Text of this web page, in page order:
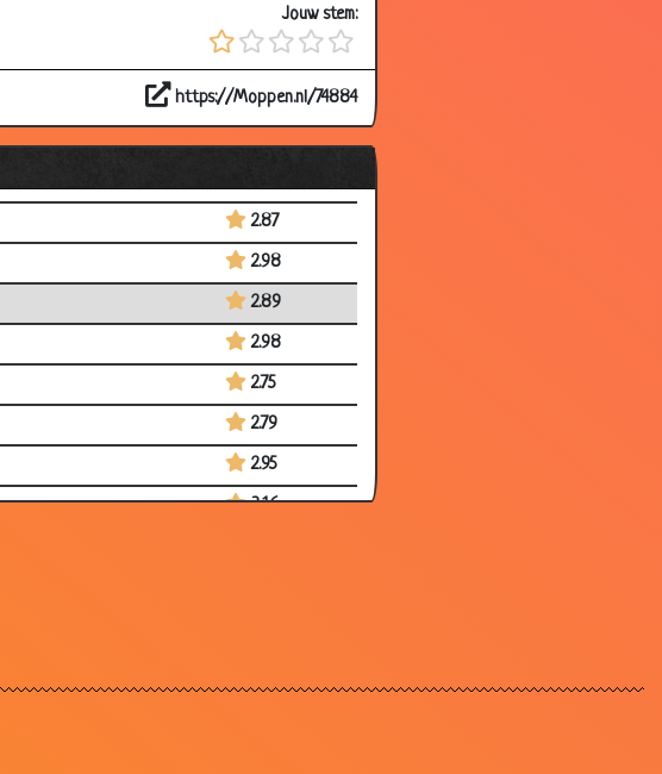
Jouw stem:
https://Moppen.nl/74884
2.92
2.82
2.87
2.98
2.89
2.98
2.75
2.79
2.95
3.16